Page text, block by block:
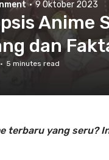
· 9 Oktober 2023
Anime
dan
· 5 minutes read
terbaru yang seru?